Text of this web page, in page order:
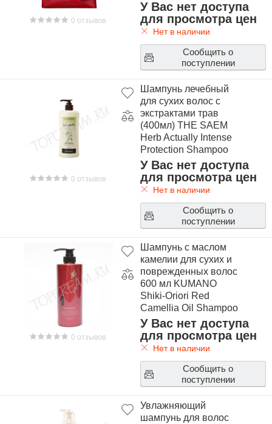
0 отзывов
1000ml
У Вас нет доступа
для просмотра цен
Нет в наличии
Сообщить о
поступлении
0 отзывов
Шампунь лечебный
для сухих волос с
экстрактами трав
(400мл) THE SAEM
Herb Actually Intense
Protection Shampoo
У Вас нет доступа
для просмотра цен
Нет в наличии
Сообщить о
поступлении
0 отзывов
Шампунь с маслом
камелии для сухих и
поврежденных волос
600 мл KUMANO
Shiki-Oriori Red
Camellia Oil Shampoo
600ml
У Вас нет доступа
для просмотра цен
Нет в наличии
Сообщить о
поступлении
Увлажняющий
шампунь для волос